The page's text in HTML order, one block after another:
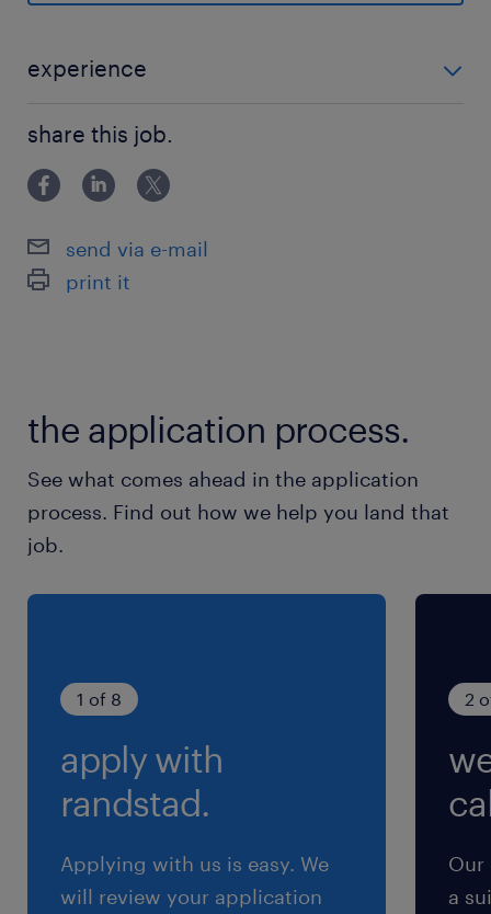
土日祝日
年始5日間（年間休日122日）
就業時間
※フレックスタイム制（始業：7時30分～11時00
分／終業：16時00分～20時00分）
交通費あり
experience
と） 出張対応が可能な方 PCスキル（Microsoft
Word、Excel、Power Point等）
share this job.
send via e-mail
print it
the application process.
See what comes ahead in the application
process. Find out how we help you land that
job.
1 of 8
apply with
randstad.
Applying with us is easy. We
will review your application
2
Our
a